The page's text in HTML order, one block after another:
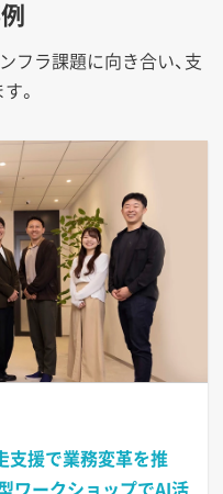
フラ課題に向き合い、支
。
援で業務変革を推